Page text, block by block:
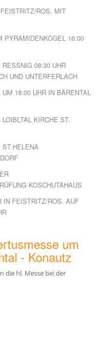
ROS. MIT
PYRAMIDENKOGEL 16:00
08:30 UHR J
UND UNTERFERLACH
18:00 UHR IN BÄRENTAL
KIRCHE ST.
ST.HELENA
KOSCHUTAHAUS
IN FEISTRITZ/ROS. AUF
um
- Konautz
die hl. Messe bei der